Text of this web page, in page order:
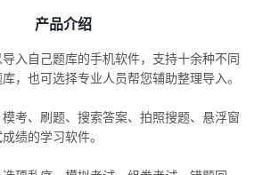
产品介绍
导入自己题库的手机软件，支持十余种不同
，也可选择专业人员帮您辅助整理导入。
考、刷题、搜索答案、拍照搜题、悬浮窗
绩的学习软件。